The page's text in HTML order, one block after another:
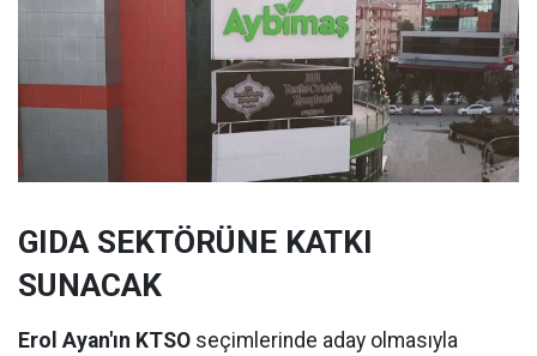
GIDA SEKTÖRÜNE KATKI
SUNACAK
Erol Ayan'ın KTSO seçimlerinde aday olmasıyla